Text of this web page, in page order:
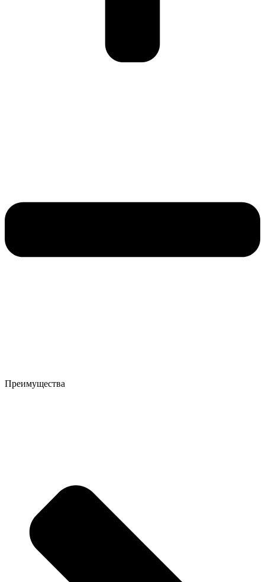
Преимущества